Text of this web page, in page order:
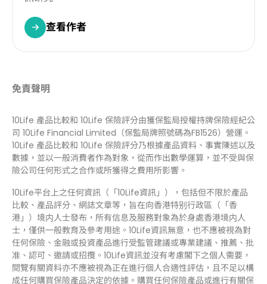
查看作者
免責聲明
10Life 產品比較和 10Life 保險評分由獲保監局授權持牌保險經紀公
司 10Life Financial Limited（保監局牌照號碼為FB1526）營運。
10Life 產品比較和 10Life 保險評分乃根據產品資料、事實陳述以及
數據，並以一般消費者作為對象，從而作出數學運算，並不受與保
險公司任何形式之合作或所獲得之費用所影響。
10Life平台上之任何資訊（「10Life資訊」），包括但不限於產品
比較、產品評分、網誌文章等，旨在向香港特别行政區（「香
港」）境内人士發布，所有信息及服務對象為於身處香港境内人
士，僅供一般教育及參考用途。10Life資訊無意，也不應被視為對
任何保險、金融或投資產品進行受監管建議或專業建議、推薦、批
准、認可、邀請或招攬。10Life資訊並沒有考慮閣下之個人需要，
閱覽有關資料亦不應被視為正在進行個人合適性評估，且不足以構
成任何購買保險產品決定的依據。購買任何保險產品或進行有關保